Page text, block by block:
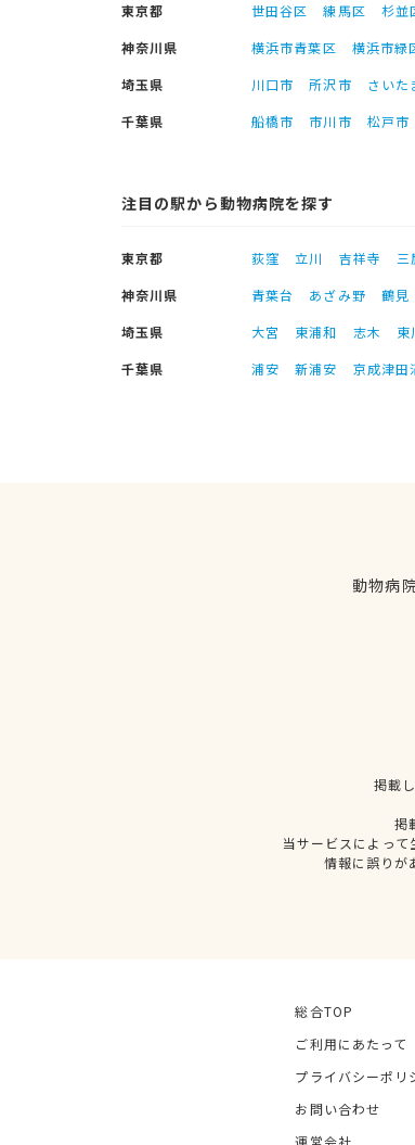
東京都 世田谷区 練馬区 杉並
神奈川県
横浜市青葉区 横浜市緑
埼玉県
川口市 所沢市 さいた
千葉県
船橋市 市川市 松戸市
注目の駅から動物病院を探す
東京都 荻窪 立川 吉祥寺 三
神奈川県
青葉台 あざみ野 鶴見
埼玉県
大宮 東浦和 志木 東
千葉県
浦安 新浦安 京成津田
動物病
掲載
掲
当サービスによっ
情報に誤りが
総合TOP
ご利用にあたって
プライバシーポリ
お問い合わせ
運営会社